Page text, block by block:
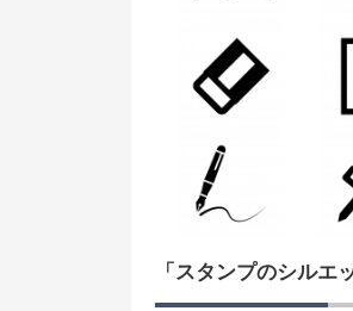
「スタンプのシルエ